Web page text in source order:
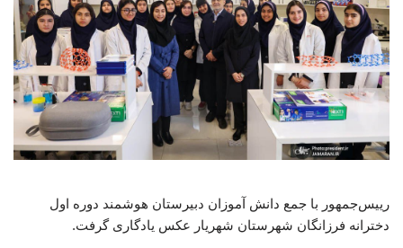
رییس‌جمهور با جمع دانش آموزان دبیرستان هوشمند دوره اول
دخترانه فرزانگان شهرستان شهریار عکس یادگاری گرفت.